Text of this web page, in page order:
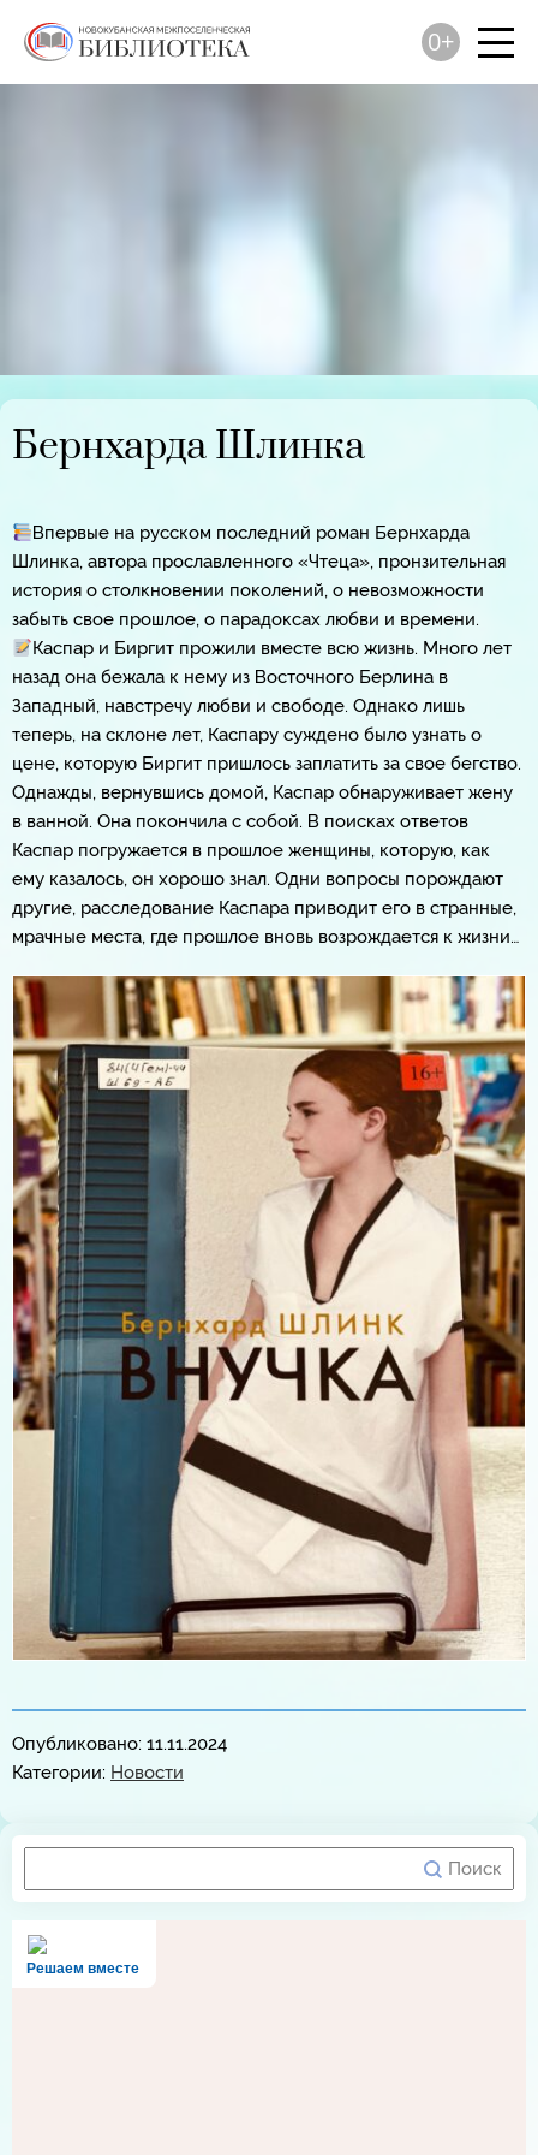
0+
Бернхарда Шлинка
Впервые на русском последний роман Бернхарда
Шлинка, автора прославленного «Чтеца», пронзительная
история о столкновении поколений, о невозможности
забыть свое прошлое, о парадоксах любви и времени.
Каспар и Биргит прожили вместе всю жизнь. Много лет
назад она бежала к нему из Восточного Берлина в
Западный, навстречу любви и свободе. Однако лишь
теперь, на склоне лет, Каспару суждено было узнать о
цене, которую Биргит пришлось заплатить за свое бегство.
Однажды, вернувшись домой, Каспар обнаруживает жену
в ванной. Она покончила с собой. В поисках ответов
Каспар погружается в прошлое женщины, которую, как
ему казалось, он хорошо знал. Одни вопросы порождают
другие, расследование Каспара приводит его в странные,
мрачные места, где прошлое вновь возрождается к жизни…
Опубликовано: 11.11.2024
Категории: Новости
Решаем вместе